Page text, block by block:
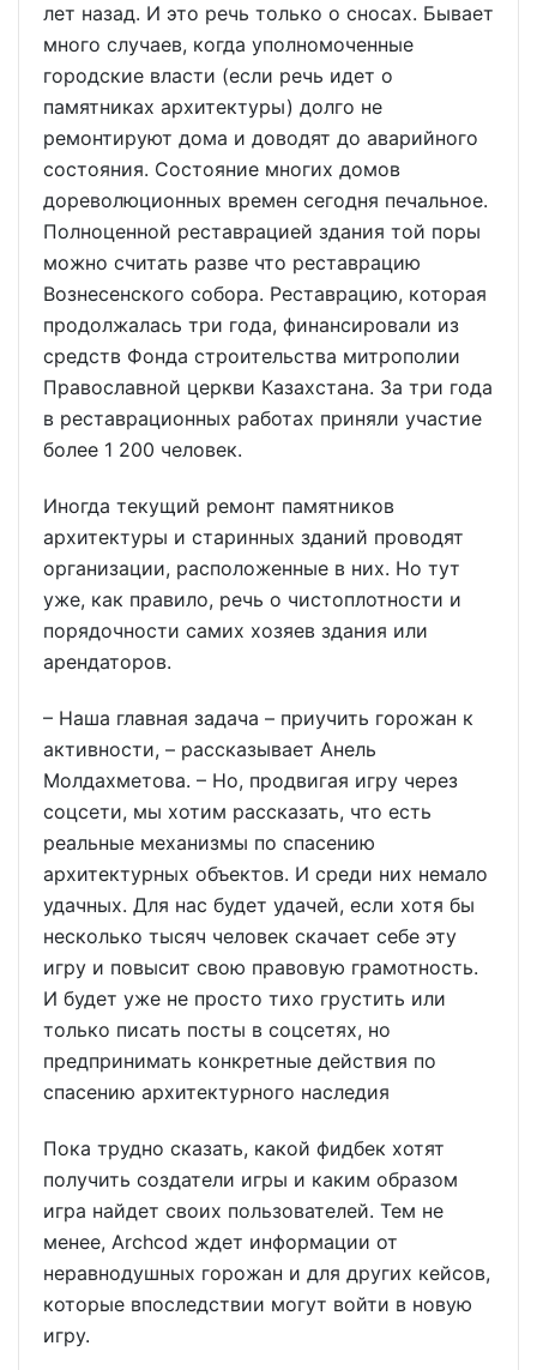
лет назад. И это речь только о сносах. Бывает
много случаев, когда уполномоченные
городские власти (если речь идет о
памятниках архитектуры) долго не
ремонтируют дома и доводят до аварийного
состояния. Состояние многих домов
дореволюционных времен сегодня печальное.
Полноценной реставрацией здания той поры
можно считать разве что реставрацию
Вознесенского собора. Реставрацию, которая
продолжалась три года, финансировали из
средств Фонда строительства митрополии
Православной церкви Казахстана. За три года
в реставрационных работах приняли участие
более 1 200 человек.
Иногда текущий ремонт памятников
архитектуры и старинных зданий проводят
организации, расположенные в них. Но тут
уже, как правило, речь о чистоплотности и
порядочности самих хозяев здания или
арендаторов.
– Наша главная задача – приучить горожан к
активности, – рассказывает Анель
Молдахметова. – Но, продвигая игру через
соцсети, мы хотим рассказать, что есть
реальные механизмы по спасению
архитектурных объектов. И среди них немало
удачных. Для нас будет удачей, если хотя бы
несколько тысяч человек скачает себе эту
игру и повысит свою правовую грамотность.
И будет уже не просто тихо грустить или
только писать посты в соцсетях, но
предпринимать конкретные действия по
спасению архитектурного наследия
Пока трудно сказать, какой фидбек хотят
получить создатели игры и каким образом
игра найдет своих пользователей. Тем не
менее, Archcod ждет информации от
неравнодушных горожан и для других кейсов,
которые впоследствии могут войти в новую
игру.